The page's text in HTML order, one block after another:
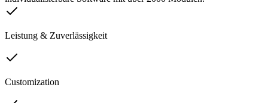
Leistung & Zuverlässigkeit
Customization